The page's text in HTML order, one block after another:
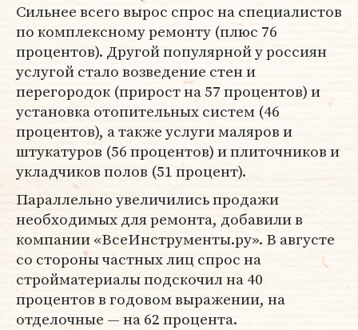
Сильнее всего вырос спрос на специалистов
по комплексному ремонту (плюс 76
процентов). Другой популярной у россиян
услугой стало возведение стен и
перегородок (прирост на 57 процентов) и
установка отопительных систем (46
процентов), а также услуги маляров и
штукатуров (56 процентов) и плиточников и
укладчиков полов (51 процент).
Параллельно увеличились продажи
необходимых для ремонта, добавили в
компании «ВсеИнструменты.ру». В августе
со стороны частных лиц спрос на
стройматериалы подскочил на 40
процентов в годовом выражении, на
отделочные — на 62 процента.